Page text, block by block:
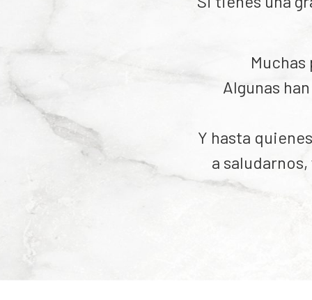
Algunas
Y hasta
a